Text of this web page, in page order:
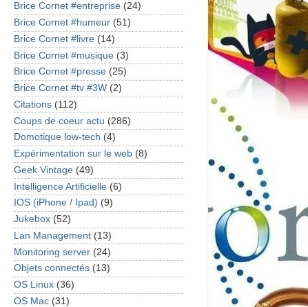
Brice Cornet #entreprise (24)
Brice Cornet #humeur (51)
Brice Cornet #livre (14)
Brice Cornet #musique (3)
Brice Cornet #presse (25)
Brice Cornet #tv #3W (2)
Citations (112)
Coups de coeur actu (286)
Domotique low-tech (4)
Expérimentation sur le web (8)
Geek Vintage (49)
Intelligence Artificielle (6)
IOS (iPhone / Ipad) (9)
Jukebox (52)
Lan Management (13)
Monitoring server (24)
Objets connectés (13)
OS Linux (36)
OS Mac (31)